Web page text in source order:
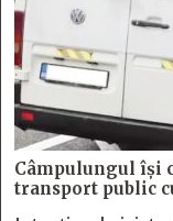
Câmpulungul îşi
transport public